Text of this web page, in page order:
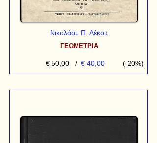
Νικολάου Π. Λέκου
ΓΕΩΜΕΤΡΙΑ
€ 50,00 / € 40,00 (-20%)